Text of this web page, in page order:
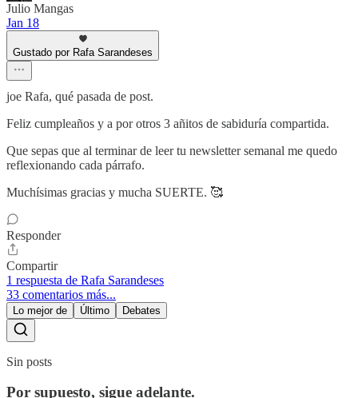
Julio Mangas
Jan 18
Gustado por Rafa Sarandeses
joe Rafa, qué pasada de post.
Feliz cumpleaños y a por otros 3 añitos de sabiduría compartida.
Que sepas que al terminar de leer tu newsletter semanal me quedo
reflexionando cada párrafo.
Muchísimas gracias y mucha SUERTE. 🥰
Responder
Compartir
1 respuesta de Rafa Sarandeses
33 comentarios más...
Lo mejor de Último Debates
Sin posts
Por supuesto, sigue adelante.